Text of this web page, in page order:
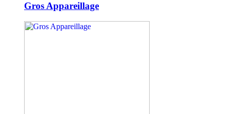
Gros Appareillage